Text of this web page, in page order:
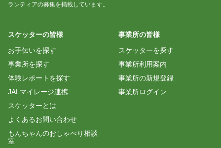
ランティアの募集を掲載しています。
スケッターの皆様
お手伝いを探す
事業所を探す
体験レポートを探す
JALマイレージ連携
スケッターとは
よくあるお問い合わせ
もんちゃんのおしゃべり相談
室
事業所の皆様
スケッターを探す
事業所利用案内
事業所の新規登録
事業所ログイン